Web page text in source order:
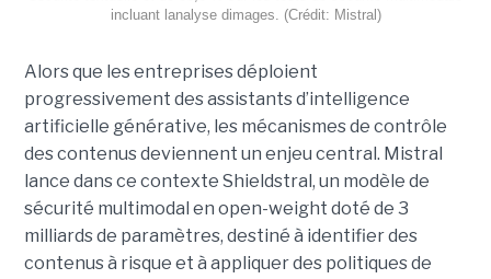
incluant lanalyse dimages. (Crédit: Mistral)
Alors que les entreprises déploient
progressivement des assistants d’intelligence
artificielle générative, les mécanismes de contrôle
des contenus deviennent un enjeu central. Mistral
lance dans ce contexte Shieldstral, un modèle de
sécurité multimodal en open-weight doté de 3
milliards de paramètres, destiné à identifier des
contenus à risque et à appliquer des politiques de